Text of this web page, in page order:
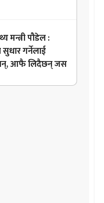
मन्त्री पौडेल :
सुधार गर्नेलाई
आफै लिदैछन् जस